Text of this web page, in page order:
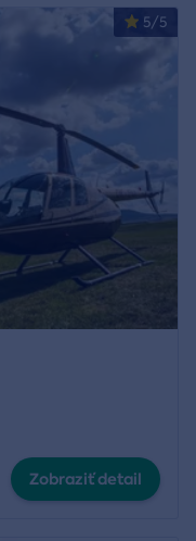
5/5
Zobraziť detail